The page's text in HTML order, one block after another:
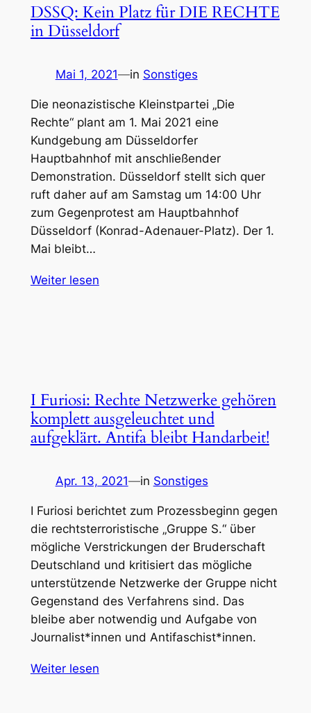
DSSQ: Kein Platz für DIE RECHTE
in Düsseldorf
Mai 1, 2021—in Sonstiges
Die neonazistische Kleinstpartei „Die
Rechte“ plant am 1. Mai 2021 eine
Kundgebung am Düsseldorfer
Hauptbahnhof mit anschließender
Demonstration. Düsseldorf stellt sich quer
ruft daher auf am Samstag um 14:00 Uhr
zum Gegenprotest am Hauptbahnhof
Düsseldorf (Konrad-Adenauer-Platz). Der 1.
Mai bleibt…
Weiter lesen
I Furiosi: Rechte Netzwerke gehören
komplett ausgeleuchtet und
aufgeklärt. Antifa bleibt Handarbeit!
Apr. 13, 2021—in Sonstiges
I Furiosi berichtet zum Prozessbeginn gegen
die rechtsterroristische „Gruppe S.“ über
mögliche Verstrickungen der Bruderschaft
Deutschland und kritisiert das mögliche
unterstützende Netzwerke der Gruppe nicht
Gegenstand des Verfahrens sind. Das
bleibe aber notwendig und Aufgabe von
Journalist*innen und Antifaschist*innen.
Weiter lesen